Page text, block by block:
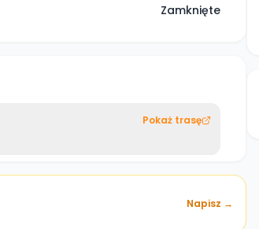
Zamknięte
Pokaż trasę
Napisz →